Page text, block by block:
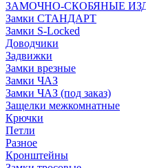
ЗАМОЧНО-СКОБЯНЫЕ
Замки СТАНДАРТ
Замки S-Locked
Доводчики
Задвижки
Замки врезные
Замки ЧАЗ
Замки ЧАЗ (под заказ)
Защелки межкомнатные
Крючки
Петли
Разное
Кронштейны